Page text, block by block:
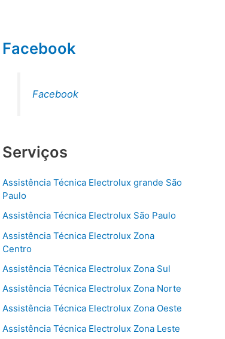
Facebook
Facebook
Serviços
Assistência Técnica Electrolux grande São
Paulo
Assistência Técnica Electrolux São Paulo
Assistência Técnica Electrolux Zona
Centro
Assistência Técnica Electrolux Zona Sul
Assistência Técnica Electrolux Zona Norte
Assistência Técnica Electrolux Zona Oeste
Assistência Técnica Electrolux Zona Leste